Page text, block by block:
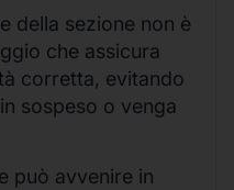
della sezione non è
che assicura
corretta, evitando
sospeso o venga
può avvenire in